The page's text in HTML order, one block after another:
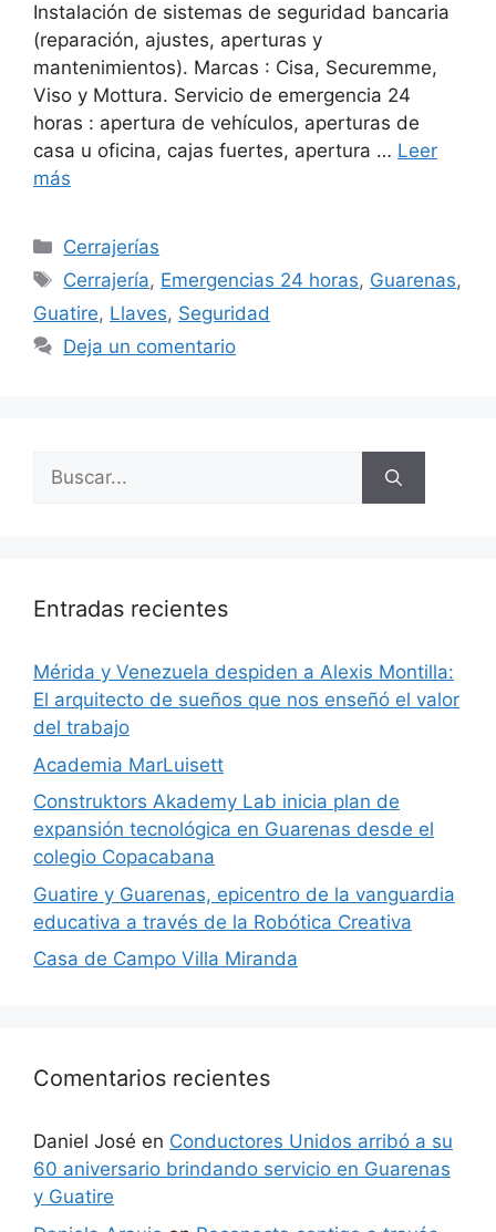
Instalación de sistemas de seguridad bancaria
(reparación, ajustes, aperturas y
mantenimientos). Marcas : Cisa, Securemme,
Viso y Mottura. Servicio de emergencia 24
horas : apertura de vehículos, aperturas de
casa u oficina, cajas fuertes, apertura … Leer
más
Cerrajerías
Cerrajería, Emergencias 24 horas, Guarenas,
Guatire, Llaves, Seguridad
Deja un comentario
Entradas recientes
​Mérida y Venezuela despiden a Alexis Montilla:
El arquitecto de sueños que nos enseñó el valor
del trabajo
Academia MarLuisett
Construktors Akademy Lab inicia plan de
expansión tecnológica en Guarenas desde el
colegio Copacabana
Guatire y Guarenas, epicentro de la vanguardia
educativa a través de la Robótica Creativa
Casa de Campo Villa Miranda
Comentarios recientes
Daniel José en Conductores Unidos arribó a su
60 aniversario brindando servicio en Guarenas
y Guatire